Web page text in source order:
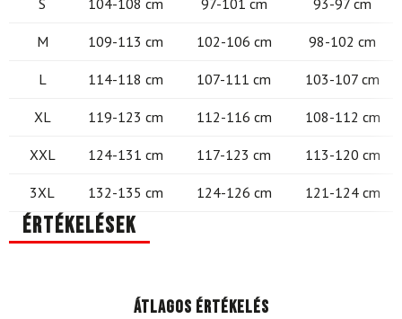
S 104-108 cm 97-101 cm 93-97 cm
M 109-113 cm 102-106 cm 98-102 cm
L 114-118 cm 107-111 cm 103-107 cm
XL 119-123 cm 112-116 cm 108-112 cm
XXL 124-131 cm 117-123 cm 113-120 cm
3XL 132-135 cm 124-126 cm 121-124 cm
Értékelések
Átlagos értékelés